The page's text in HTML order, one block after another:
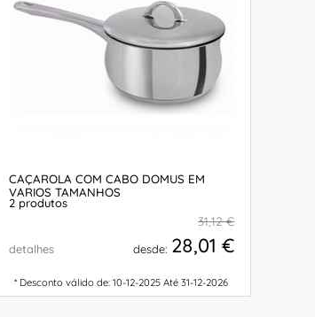
CAÇAROLA COM CABO DOMUS EM
VARIOS TAMANHOS
2 produtos
detalhes desde:
31,12 €
28,01 €
* Desconto válido de: 10-12-2025 Até 31-12-2026